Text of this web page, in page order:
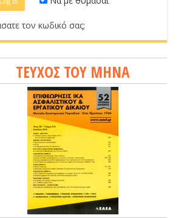
τον κωδικό σας;
ΤΕΥΧΟΣ ΤΟΥ ΜΗΝΑ